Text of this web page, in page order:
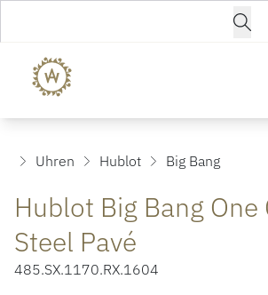
Uhren Hublot Big Bang
Hublot Big Bang One
Steel Pavé
485.SX.1170.RX.1604